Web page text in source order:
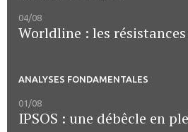
04/08
Worldline : les
ANALYSES FONDAMENTALES
01/08
IPSOS : une débêcle en